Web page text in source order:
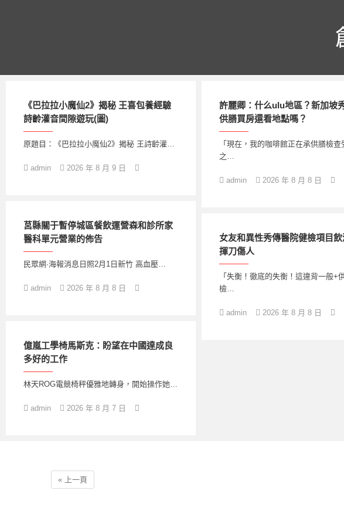
《巴拉拉小魔仙2》揭秘 王喜包養經驗
詩齡灌音間隙遊玩(圖)
原題目：《巴拉拉小魔仙2》揭秘 王詩齡灌…
admin 2026 年 8 月 9 日
許麗卿：什么ulu地區？新加坡
供膳買房還看地點嗎？
「現在，我的咖啡館正在承供膳檢查
之…
admin 2026 年 8 月 8 日
莒縣關于暫停城區餐飲運營森和診所家
醫科單元營業的佈告
民眾網·海報消息日照2月1日新竹 高血壓…
admin 2026 年 8 月 8 日
女友和異性秀傳醫院健檢項目飲
揮刀傷人
「失衡！徹底的失衡！這違背一般+
檢…
admin 2026 年 8 月 8 日
億嵐工學椅馬斯克：盼望在中國達成良
多好的工作
林天ROG電競椅秤優雅地轉身，開始操作她…
admin 2026 年 8 月 7 日
« 上一頁